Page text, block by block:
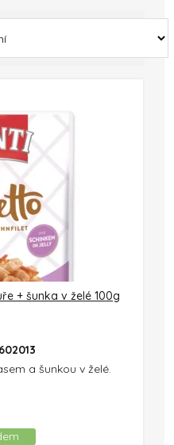
+ šunka v želé 100g
a šunkou v želé.